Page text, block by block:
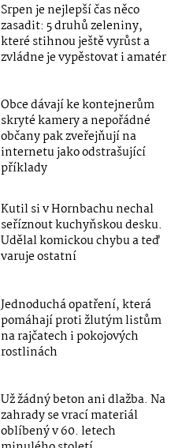
Srpen je nejlepší čas něco
zasadit: 5 druhů zeleniny,
které stihnou ještě vyrůst a
zvládne je vypěstovat i amatér
Obce dávají ke kontejnerům
skryté kamery a nepořádné
občany pak zveřejňují na
internetu jako odstrašující
příklady
Kutil si v Hornbachu nechal
seříznout kuchyňskou desku.
Udělal komickou chybu a teď
varuje ostatní
Jednoduchá opatření, která
pomáhají proti žlutým listům
na rajčatech i pokojových
rostlinách
Už žádný beton ani dlažba. Na
zahrady se vrací materiál
oblíbený v 60. letech